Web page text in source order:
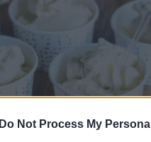
Do Not Process My Personal